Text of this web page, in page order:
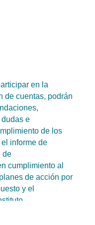
en la
de cuentas, podrán
e
de los
informe de
de
cumplimiento al
de acción por
y el